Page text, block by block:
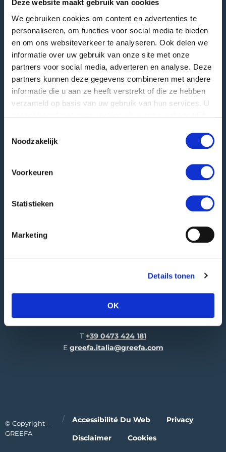
Deze website maakt gebruik van cookies
We gebruiken cookies om content en advertenties te
personaliseren, om functies voor social media te bieden
en om ons websiteverkeer te analyseren. Ook delen we
informatie over uw gebruik van onze site met onze
partners voor social media, adverteren en analyse. Deze
partners kunnen deze gegevens combineren met andere
informatie die u aan ze heeft verstrekt of die ze hebben
verzameld op basis van uw gebruik van hun services. U
Noodzakelijk
Voorkeuren
Statistieken
Marketing
Details tonen
OK
GREEFA Siège social
Adresse publique
Langstraat 12
4196 JB Tricht | NL
+31 345 578 100
info@greefa.com
Numéro de TVA: NL006390493B01
GREEFA Italia GmbH
Adresse publique
Industriezone 1/11
39011 Lana | IT
T +39 0473 424 181
E greefa.italia@greefa.com
© Copyright –
GREEFA
Accessibilité Du Web Privacy
Disclaimer Cookies